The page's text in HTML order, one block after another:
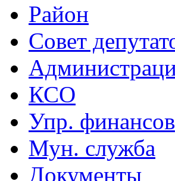
Район
Совет
КСО
Упр. финансов
Мун. служба
Документы